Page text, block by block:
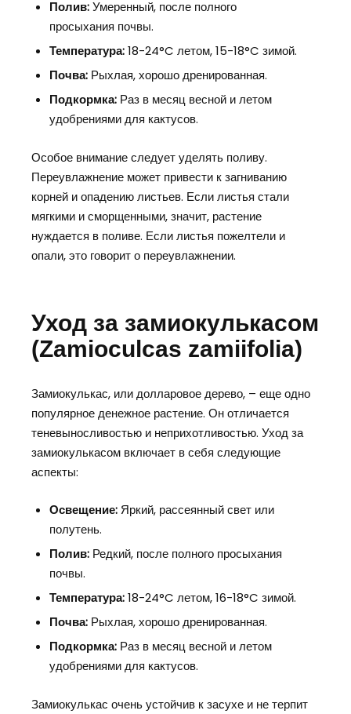
Полив:Умеренный, после полного
просыхания почвы.
Температура:18-24°C летом, 15-18°C зимой.
Почва:Рыхлая, хорошо дренированная.
Подкормка:Раз в месяц весной и летом
удобрениями для кактусов.
Особое внимание следует уделять поливу.
Переувлажнение может привести к загниванию
корней и опадению листьев. Если листья стали
мягкими и сморщенными, значит, растение
нуждается в поливе. Если листья пожелтели и
опали, это говорит о переувлажнении.
Уход за замиокулькасом
(Zamioculcas zamiifolia)
Замиокулькас, или долларовое дерево, – еще одно
популярное денежное растение. Он отличается
теневыносливостью и неприхотливостью. Уход за
замиокулькасом включает в себя следующие
аспекты:
Освещение:Яркий, рассеянный свет или
полутень.
Полив:Редкий, после полного просыхания
почвы.
Температура:18-24°C летом, 16-18°C зимой.
Почва:Рыхлая, хорошо дренированная.
Подкормка:Раз в месяц весной и летом
удобрениями для кактусов.
Замиокулькас очень устойчив к засухе и не терпит